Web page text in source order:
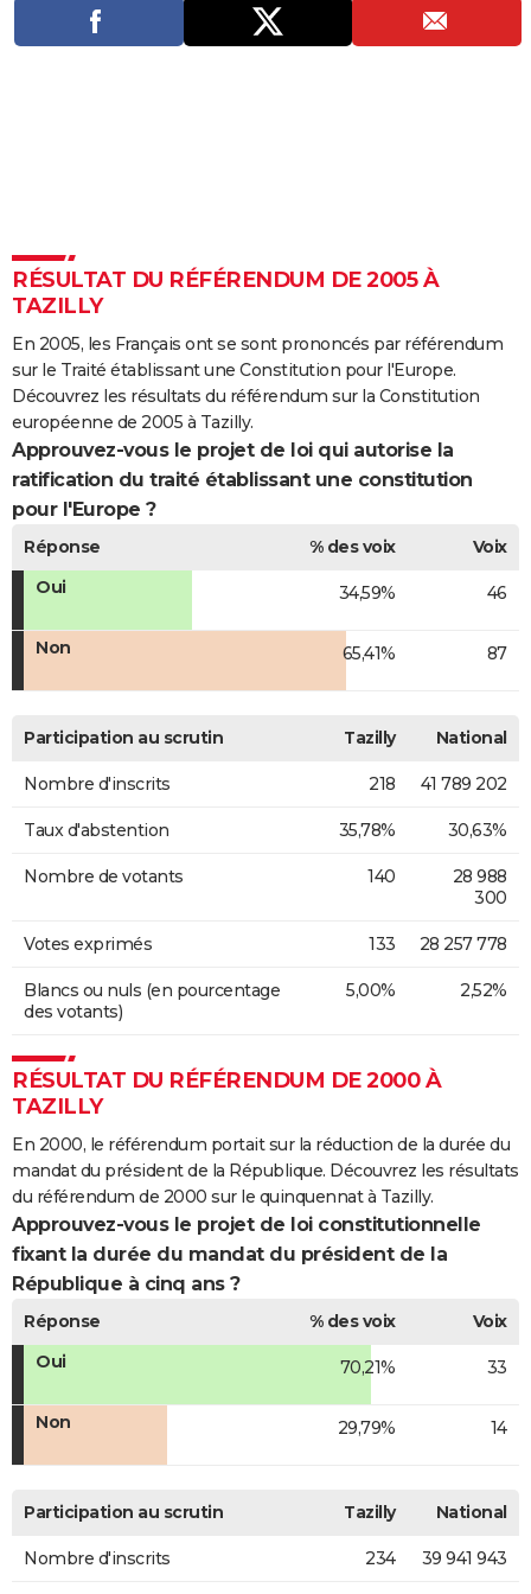
Destinations
Voyage nature
Voyage de noces
Dictionnaire
Biographies
Citations
Expressions
Proverbes
PROGRAMME TV
COPAINS D'AVANT
S'inscrire
Se connecter
Lycées
Collèges
Primaires
Universités
Entreprises
Service militaire
Avis de recherche
AVIS DE DÉCÈS
FORUM
Bricolage
Lifestyle
Culture
Sport
Auto
Television
Voyage
Cinema
RÉSULTAT DU RÉFÉRENDUM DE 2005 À
TAZILLY
En 2005, les Français ont se sont prononcés par référendum
sur le Traité établissant une Constitution pour l'Europe.
Découvrez les résultats du référendum sur la Constitution
européenne de 2005 à Tazilly.
Approuvez-vous le projet de loi qui autorise la
ratification du traité établissant une constitution
pour l'Europe ?
Réponse % des voix
Voix
Oui
34,59% 46
Non 65,41% 87
Participation au scrutin Tazilly National
Nombre d'inscrits 218 41 789 202
Taux d'abstention 35,78% 30,63%
Nombre de votants 140
28 988
300
Votes exprimés 133 28 257 778
Blancs ou nuls (en pourcentage
des votants)
5,00% 2,52%
RÉSULTAT DU RÉFÉRENDUM DE 2000 À
TAZILLY
En 2000, le référendum portait sur la réduction de la durée du
mandat du président de la République. Découvrez les résultats
du référendum de 2000 sur le quinquennat à Tazilly.
Approuvez-vous le projet de loi constitutionnelle
fixant la durée du mandat du président de la
République à cinq ans ?
Réponse % des voix
Voix
Oui
70,21% 33
Non 29,79% 14
Participation au scrutin Tazilly National
Nombre d'inscrits 234 39 941 943